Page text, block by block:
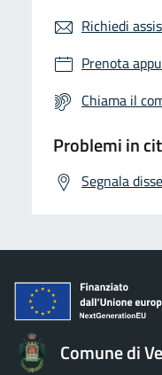
Richiedi
Prenota
Chiama il
Problemi in
Segnala
Comune di